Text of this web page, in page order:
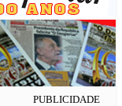
PUBLICIDADE